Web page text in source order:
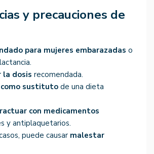
y precauciones de
para mujeres embarazadas o
la dosis recomendada.
sustituto de una dieta
con medicamentos
y antiplaquetarios.
puede causar malestar